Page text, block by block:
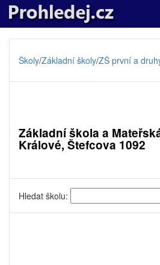
Školy/Základní školy/ZŠ první a
Základní škola a
Králové, Štefcova 1092
Hledat školu: